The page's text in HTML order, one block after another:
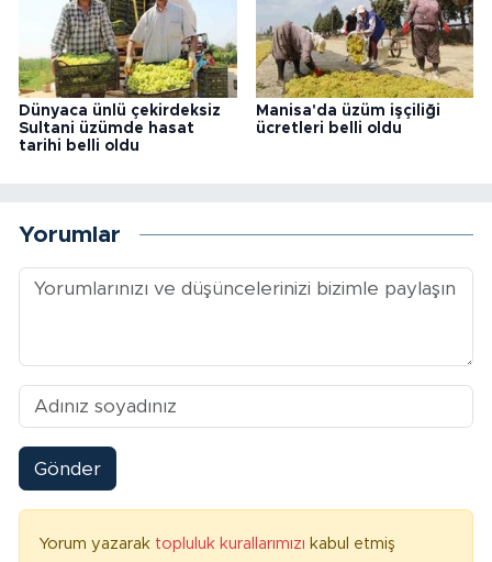
Dünyaca ünlü çekirdeksiz
Sultani üzümde hasat
tarihi belli oldu
Manisa'da üzüm işçiliği
ücretleri belli oldu
Yorumlar
Gönder
Yorum yazarak topluluk kurallarımızı kabul etmiş